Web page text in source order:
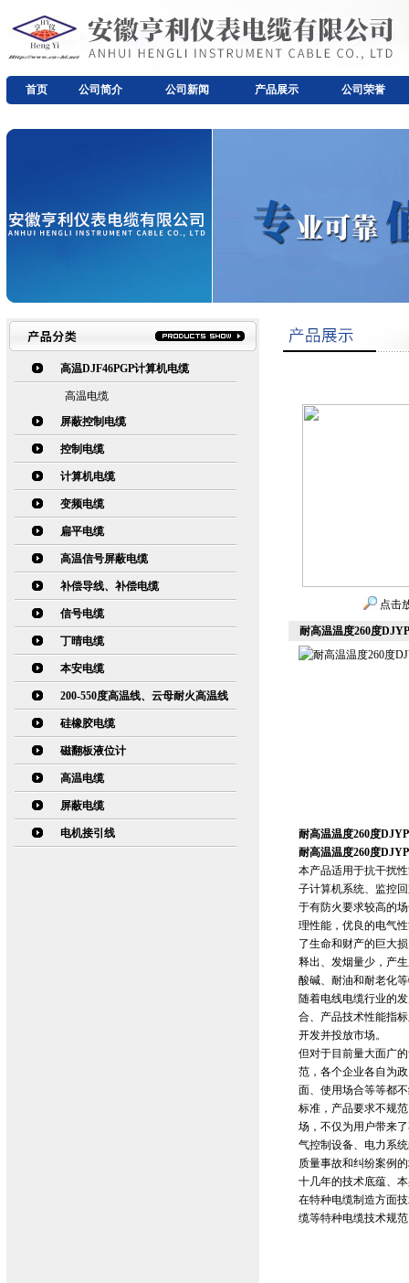
首页 公司简介 公司新闻 产品展示 公司荣誉
高温DJF46PGP计算机电缆
高温电缆
屏蔽控制电缆
控制电缆
计算机电缆
变频电缆
扁平电缆
高温信号屏蔽电缆
补偿导线、补偿电缆
信号电缆
丁晴电缆
本安电缆
200-550度高温线、云母耐火高温线
硅橡胶电缆
磁翻板液位计
高温电缆
屏蔽电缆
电机接引线
点击
耐高温温度260度
耐高温温度260度
耐高温温度260度
本产品适用于抗干扰
子计算机系统、监控
于有防火要求较高的
理性能，优良的电气
了生命和财产的巨大
释出、发烟量少，产
酸碱、耐油和耐老化
随着电线电缆行业的
合、产品技术性能指
开发并投放市场。
但对于目前量大面广
范，各个企业各自为
面、使用场合等等都
标准，产品要求不规
场，不仅为用户带来
气控制设备、电力系
质量事故和纠纷案例
十几年的技术底蕴、
在特种电缆制造方面
缆等特种电缆技术规